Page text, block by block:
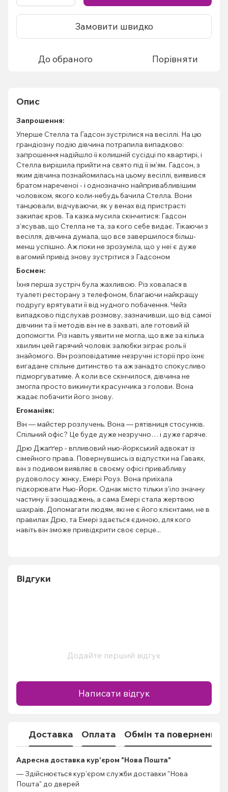
Замовити швидко
До обраного Порівняти
Опис
Запрошення:
Уперше Стелла та Гадсон зустрілися на весіллі. На цю
грандіозну подію дівчина потрапила випадково:
запрошення надійшло її колишній сусідці по квартирі, і
Стелла вирішила прийти на свято під її ім'ям. Гадсон, з
яким дівчина познайомилась на цьому весіллі, виявився
братом нареченої - і однозначно найпривабливішим
чоловіком, якого коли-небудь бачила Стелла. Вони
танцювали, відчуваючи, як у венах від пристрасті
закипає кров. Та казка мусила скінчитися: Гадсон
з'ясував, що Стелла не та, за кого себе видає. Тікаючи з
весілля, дівчина думала, що все завершилося більш-
менш успішно. Аж поки не зрозуміла, що у неї є дуже
вагомий привід знову зустрітися з Гадсоном
Босмен:
Їхня перша зустріч була жахливою. Різ ховалася в
туалеті ресторану з телефоном, благаючи найкращу
подругу врятувати її від нудного побачення. Чейз
випадково підслухав розмову, зазначивши, що від самої
дівчини та її методів він не в захваті, але готовий їй
допомогти. Різ навіть уявити не могла, що вже за кілька
хвилин цей гарячий чоловік залюбки зіграє роль її
знайомого. Він розповідатиме незручні історії про їхнє
вигадане спільне дитинство та аж занадто спокусливо
підморгуватиме. А коли все скінчилося, дівчина не
змогла просто викинути красунчика з голови. Вона
жадає побачити його знову.
Егоманіяк:
Він — майстер розлучень. Вона — рятівниця стосунків.
Спільний офіс? Це буде дуже незручно… і дуже гаряче.
Дрю Джаґґер - впливовий нью-йоркський адвокат із
сімейного права. Повернувшись із відпустки на Гаваях,
він з подивом виявляє в своєму офісі привабливу
рудоволосу жінку, Емері Роуз. Вона приїхала
підкорювати Нью-Йорк. Однак місто тільки з'їло значну
частину її заощаджень, а сама Емері стала жертвою
шахраїв. Допомагати людям, які не є його клієнтами, не в
правилах Дрю, та Емері здається єдиною, для кого
навіть він зможе привідкрити своє серце...
Відгуки
Додайте перший відгук
Написати відгук
Доставка Оплата Обмін та повернення
Адресна доставка кур'єром "Нова Пошта"
— Здійснюється кур'єром служби доставки "Нова
Пошта" до дверей